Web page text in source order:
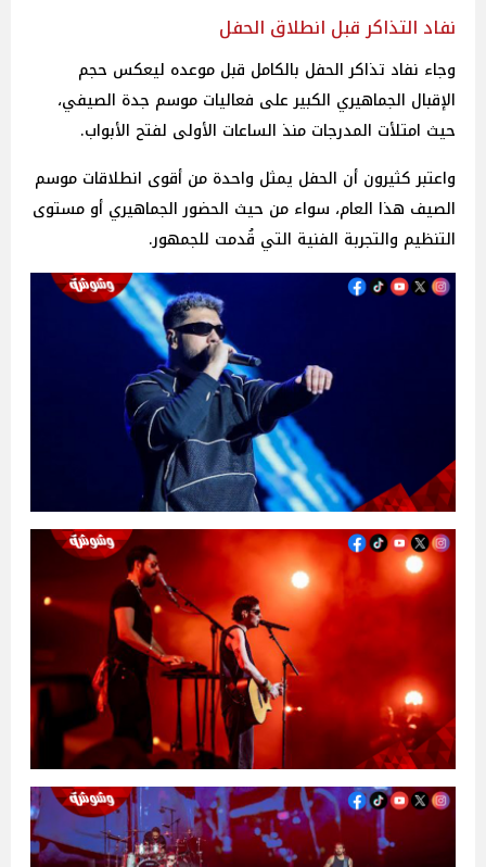
نفاد التذاكر قبل انطلاق الحفل
وجاء نفاد تذاكر الحفل بالكامل قبل موعده ليعكس حجم
الإقبال الجماهيري الكبير على فعاليات موسم جدة الصيفي،
حيث امتلأت المدرجات منذ الساعات الأولى لفتح الأبواب.
واعتبر كثيرون أن الحفل يمثل واحدة من أقوى انطلاقات موسم
الصيف هذا العام، سواء من حيث الحضور الجماهيري أو مستوى
التنظيم والتجربة الفنية التي قُدمت للجمهور.